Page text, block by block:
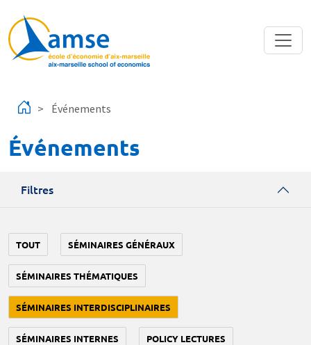
Événements
Événements
Filtres
TOUT SÉMINAIRES GÉNÉRAUX
SÉMINAIRES THÉMATIQUES
SÉMINAIRES INTERDISCIPLINAIRES
SÉMINAIRES INTERNES POLICY LECTURES